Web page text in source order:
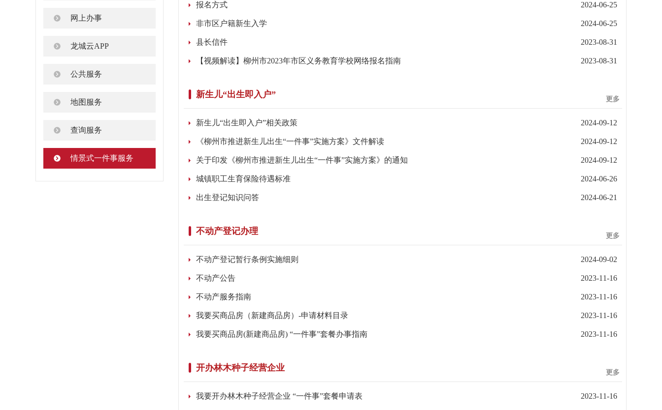
网上办事
龙城云APP
公共服务
地图服务
查询服务
情景式一件事服务
2024-06-25
报名方式
2024-06-25
非市区户籍新生入学
2023-08-31
县长信件
2023-08-31
【视频解读】柳州市2023年市区义务教育学校网络报名指南
新生儿“出生即入户” 更多
2024-09-12
新生儿“出生即入户”相关政策
2024-09-12
《柳州市推进新生儿出生“一件事”实施方案》文件解读
2024-09-12
关于印发《柳州市推进新生儿出生“一件事”实施方案》的通知
2024-06-26
城镇职工生育保险待遇标准
2024-06-21
出生登记知识问答
不动产登记办理 更多
2024-09-02
不动产登记暂行条例实施细则
2023-11-16
不动产公告
2023-11-16
不动产服务指南
2023-11-16
我要买商品房（新建商品房）-申请材料目录
2023-11-16
我要买商品房(新建商品房) “一件事”套餐办事指南
开办林木种子经营企业 更多
2023-11-16
我要开办林木种子经营企业 “一件事”套餐申请表